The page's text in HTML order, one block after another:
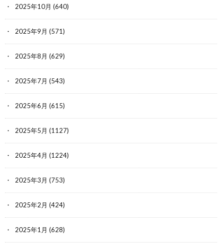
2025年10月 (640)
2025年9月 (571)
2025年8月 (629)
2025年7月 (543)
2025年6月 (615)
2025年5月 (1127)
2025年4月 (1224)
2025年3月 (753)
2025年2月 (424)
2025年1月 (628)